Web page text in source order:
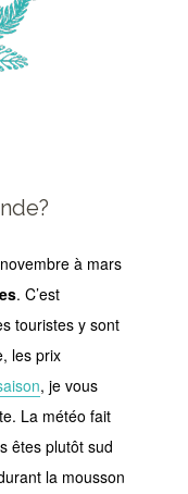
à mars
. C’est
touristes y sont
les prix
, je vous
La météo fait
êtes plutôt sud
la mousson